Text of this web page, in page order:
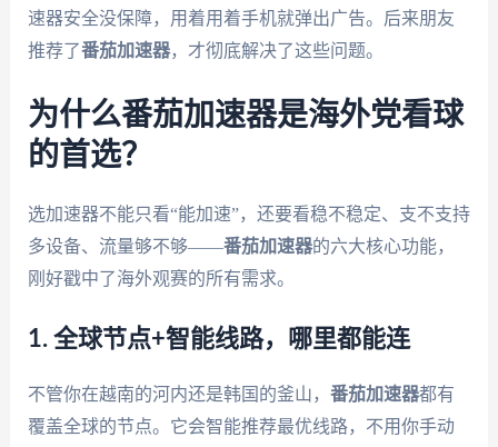
速器安全没保障，用着用着手机就弹出广告。后来朋友
推荐了番茄加速器，才彻底解决了这些问题。
为什么番茄加速器是海外党看球
的首选？
选加速器不能只看“能加速”，还要看稳不稳定、支不支持
多设备、流量够不够——番茄加速器的六大核心功能，
刚好戳中了海外观赛的所有需求。
1. 全球节点+智能线路，哪里都能连
不管你在越南的河内还是韩国的釜山， 番茄加速器都有
覆盖全球的节点。它会智能推荐最优线路，不用你手动